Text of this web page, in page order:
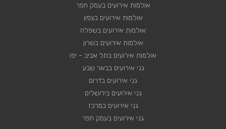
אולמות אירועים בעמק חפר
אולמות אירועים בצפון
אולמות אירועים בשפלה
אולמות אירועים בשרון
אולמות אירועים בתל אביב - יפו
גני אירועים בבאר שבע
גני אירועים בדרום
גני אירועים בירושלים
גני אירועים במרכז
גני אירועים בעמק חפר